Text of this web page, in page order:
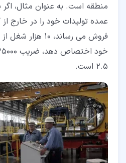
منطقه است. به عنوان مثال، اگر
عمده تولیدات خود را در خارج
2.5 است.